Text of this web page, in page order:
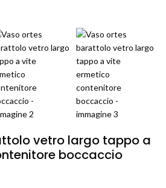
vetro largo tappo a
boccaccio